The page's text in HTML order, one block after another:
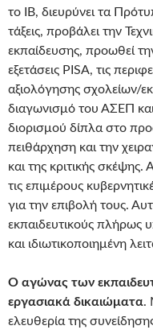
το IB, διευρύνει τα
τάξεις, προβάλει την
εκπαίδευσης, προωθεί
εξετάσεις PISA, τις
αξιολόγησης σχολείων/
διαγωνισμό του ΑΣΕΠ
διορισμού δίπλα στο
πειθάρχηση και την
και της κριτικής σκέψης.
τις επιμέρους
για την επιβολή τους.
εκπαιδευτικούς πλήρως
και ιδιωτικοποιημένη
Ο αγώνας των
εργασιακά δικαιώματα.
ελευθερία της